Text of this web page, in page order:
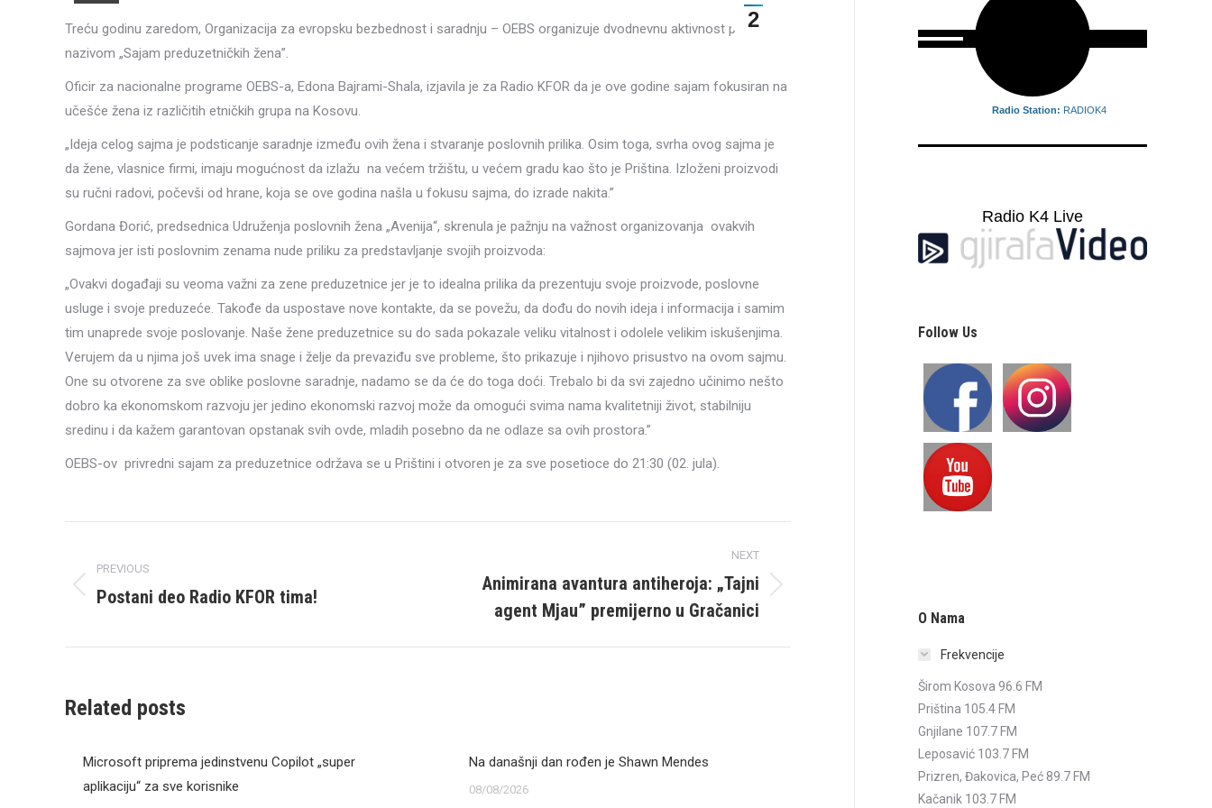
2
Treću godinu zaredom, Organizacija za evropsku bezbednost i saradnju – OEBS organizuje dvodnevnu aktivnost pod
nazivom „Sajam preduzetničkih žena”.
Oficir za nacionalne programe OEBS-a, Edona Bajrami-Shala, izjavila je za Radio KFOR da je ove godine sajam fokusiran na
učešće žena iz različitih etničkih grupa na Kosovu.
„Ideja celog sajma je podsticanje saradnje između ovih žena i stvaranje poslovnih prilika. Osim toga, svrha ovog sajma je
da žene, vlasnice firmi, imaju mogućnost da izlažu na većem tržištu, u većem gradu kao što je Priština. Izloženi proizvodi
su ručni radovi, počevši od hrane, koja se ove godina našla u fokusu sajma, do izrade nakita.”
Gordana Đorić, predsednica Udruženja poslovnih žena „Avenija“, skrenula je pažnju na važnost organizovanja ovakvih
sajmova jer isti poslovnim zenama nude priliku za predstavljanje svojih proizvoda:
„Ovakvi događaji su veoma važni za zene preduzetnice jer je to idealna prilika da prezentuju svoje proizvode, poslovne
usluge i svoje preduzeće. Takođe da uspostave nove kontakte, da se povežu, da dođu do novih ideja i informacija i samim
tim unaprede svoje poslovanje. Naše žene preduzetnice su do sada pokazale veliku vitalnost i odolele velikim iskušenjima.
Verujem da u njima još uvek ima snage i želje da prevaziđu sve probleme, što prikazuje i njihovo prisustvo na ovom sajmu.
One su otvorene za sve oblike poslovne saradnje, nadamo se da će do toga doći. Trebalo bi da svi zajedno učinimo nešto
dobro ka ekonomskom razvoju jer jedino ekonomski razvoj može da omogući svima nama kvalitetniji život, stabilniju
sredinu i da kažem garantovan opstanak svih ovde, mladih posebno da ne odlaze sa ovih prostora.”
OEBS-ov privredni sajam za preduzetnice održava se u Prištini i otvoren je za sve posetioce do 21:30 (02. jula).
navigation
PREVIOUS
Previous
Postani deo Radio KFOR tima!
NEXT
Animirana avantura antiheroja: „Tajni
agent Mjau” premijerno u Gračanici
Related posts
Microsoft priprema jedinstvenu Copilot „super
aplikaciju“ za sve korisnike
Na današnji dan rođen je Shawn Mendes
08/08/2026
Radio Station: RADIOK4
Radio K4 Live
Follow Us
O Nama
Frekvencije
Širom Kosova 96.6 FM
Priština 105.4 FM
Gnjilane 107.7 FM
Leposavić 103.7 FM
Prizren, Đakovica, Peć 89.7 FM
Kačanik 103.7 FM